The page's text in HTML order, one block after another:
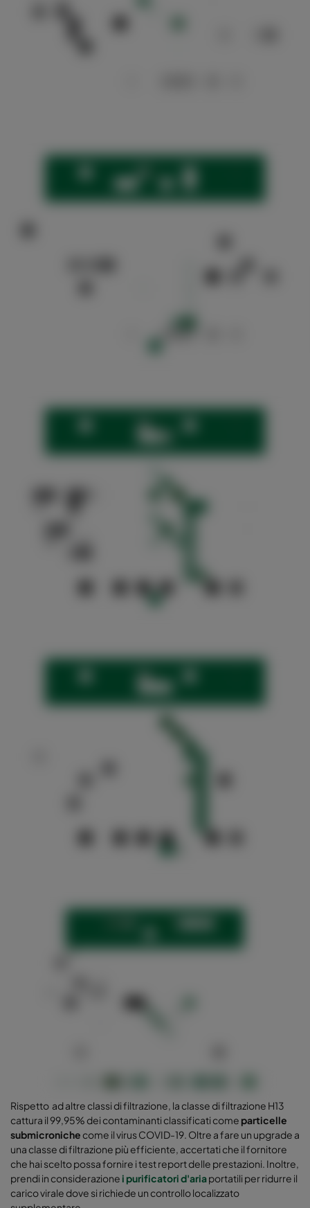
Rispetto ad altre classi di filtrazione, la classe di filtrazione H13
cattura il 99,95% dei contaminanti classificati come particelle
submicronichecome il virus COVID-19. Oltre a fare un upgrade a
una classe di filtrazione più efficiente, accertati che il fornitore
che hai scelto possa fornire i test report delle prestazioni. Inoltre,
prendi in considerazione i purificatori d'ariaportatili per ridurre il
carico virale dove si richiede un controllo localizzato